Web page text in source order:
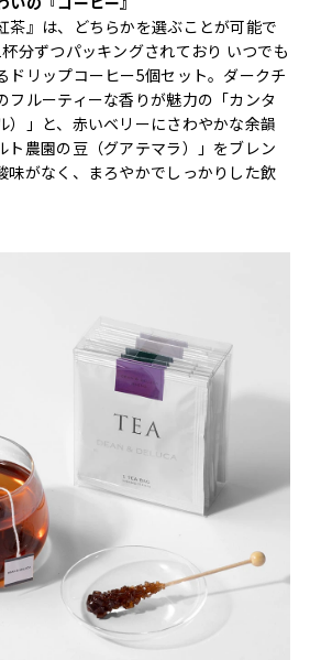
茶』は、どちらかを選ぶことが可能で
分ずつパッキングされており いつでも
ドリップコーヒー5個セット。ダークチ
フルーティーな香りが魅力の「カンタ
）」と、赤いベリーにさわやかな余韻
ト農園の豆（グアテマラ）」をブレン
味がなく、まろやかでしっかりした飲